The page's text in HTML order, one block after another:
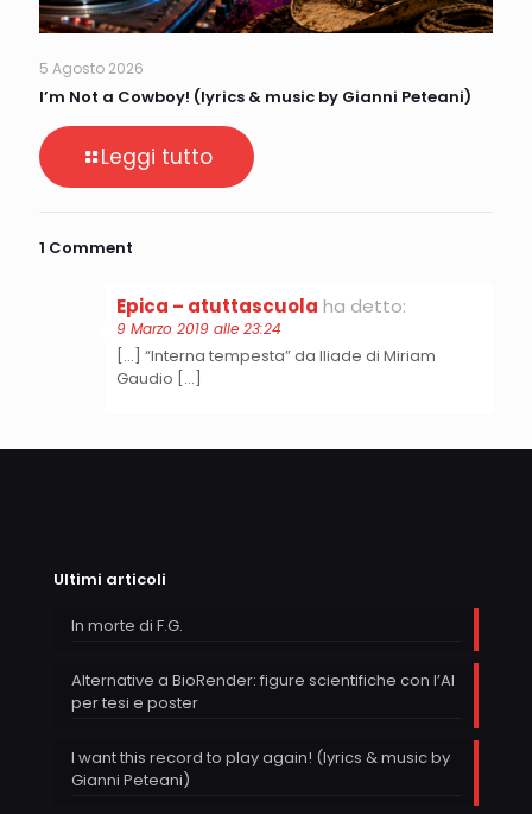
5 Agosto 2026
I’m Not a Cowboy! (lyrics & music by Gianni Peteani)
Leggi tutto
1 Comment
Epica – atuttascuola ha detto:
9 Marzo 2019 alle 23:24
[…] “Interna tempesta” da Iliade di Miriam
Gaudio […]
Ultimi articoli
In morte di F.G.
Alternative a BioRender: figure scientifiche con l’AI
per tesi e poster
I want this record to play again! (lyrics & music by
Gianni Peteani)